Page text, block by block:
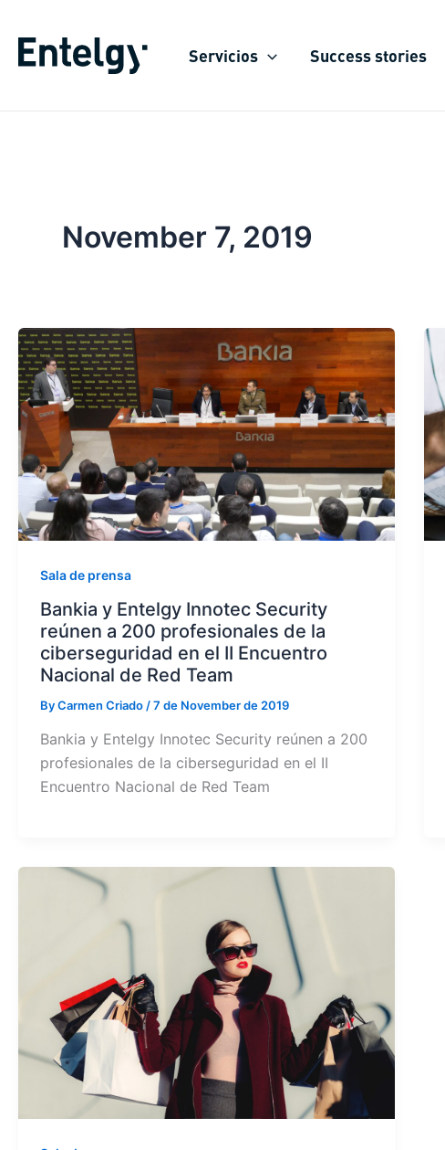
content
Servicios Success stories
November 7, 2019
Sala de prensa
Bankia y Entelgy Innotec Security
reúnen a 200 profesionales de la
ciberseguridad en el II Encuentro
Nacional de Red Team
ByCarmen Criado /7 de November de 2019
Bankia y Entelgy Innotec Security reúnen a 200
profesionales de la ciberseguridad en el II
Encuentro Nacional de Red Team